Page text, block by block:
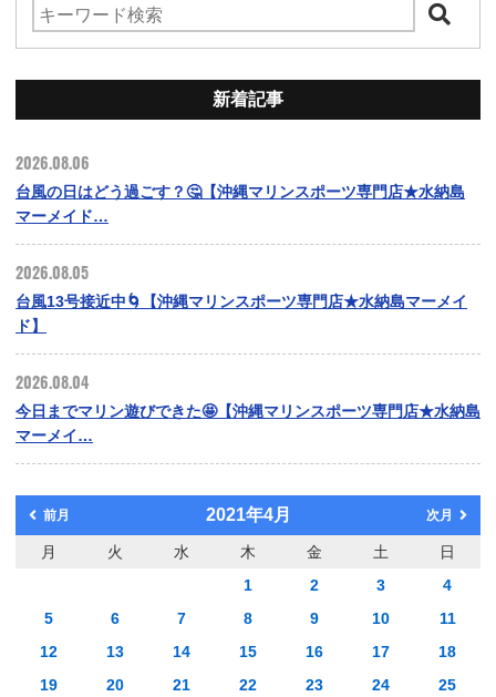
新着記事
2026.08.06
台風の日はどう過ごす？🤔【沖縄マリンスポーツ専門店★水納島
マーメイド…
2026.08.05
台風13号接近中🌀【沖縄マリンスポーツ専門店★水納島マーメイ
ド】
2026.08.04
今日までマリン遊びできた🤩【沖縄マリンスポーツ専門店★水納島
マーメイ…
前月 2021年4月 次月
月 火 水 木 金 土
日
1
2 3
4
5
6 7 8 9 10
11
12
13 14 15 16 17
18
19
20 21 22 23 24 25